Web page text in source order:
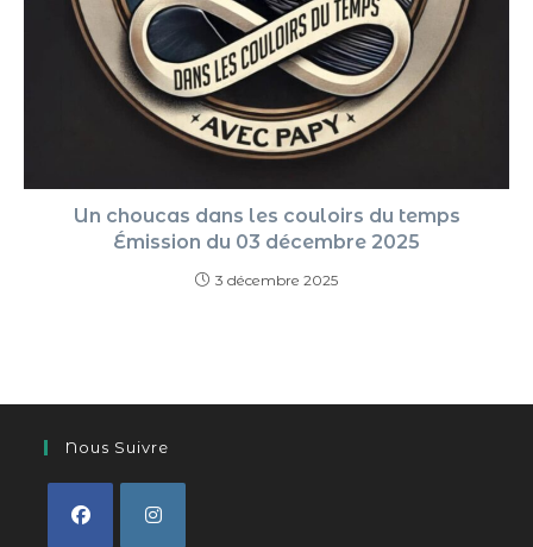
Un choucas dans les couloirs du temps
Émission du 03 décembre 2025
3 décembre 2025
Nous Suivre